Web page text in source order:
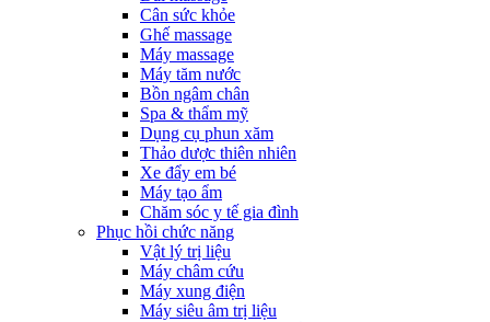
Cân sức khỏe
Ghế massage
Máy massage
Máy tăm nước
Bồn ngâm chân
Spa & thẩm mỹ
Dụng cụ phun xăm
Thảo dược thiên nhiên
Xe đẩy em bé
Máy tạo ẩm
Chăm sóc y tế gia đình
Phục hồi chức năng
Vật lý trị liệu
Máy châm cứu
Máy xung điện
Máy siêu âm trị liệu